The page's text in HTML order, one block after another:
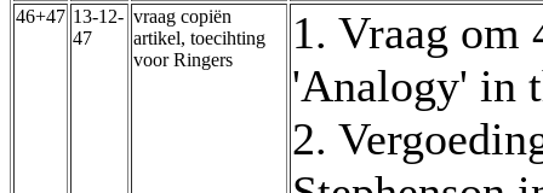
46+47 13-12-
47
vraag copiën
artikel, toecihting
voor Ringers
1. Vraag om
'Analogy' in
2.